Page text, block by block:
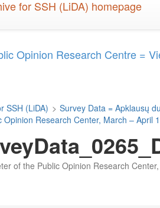
Opinion Research Centre =
SSH (LiDA) > Survey Data = Apklausų
Opinion Research Center, March – April
of the Public Opinion Research